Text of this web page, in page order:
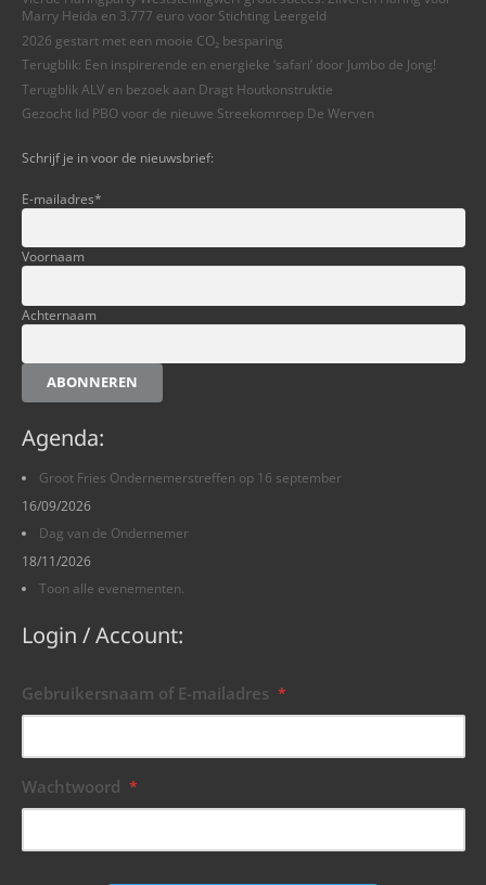
Marry Heida en 3.777 euro voor Stichting Leergeld
2026 gestart met een mooie CO₂ besparing
Terugblik: Een inspirerende en energieke ‘safari’ door Jumbo de Jong!
Terugblik ALV en bezoek aan Dragt Houtkonstruktie
Gezocht lid PBO voor de nieuwe Streekomroep De Werven
Schrijf je in voor de nieuwsbrief:
E-mailadres*
Voornaam
Achternaam
ABONNEREN
Agenda:
Groot Fries Ondernemerstreffen op 16 september
16/09/2026
Dag van de Ondernemer
18/11/2026
Toon alle evenementen.
Login / Account:
Gebruikersnaam of E-mailadres *
Wachtwoord *